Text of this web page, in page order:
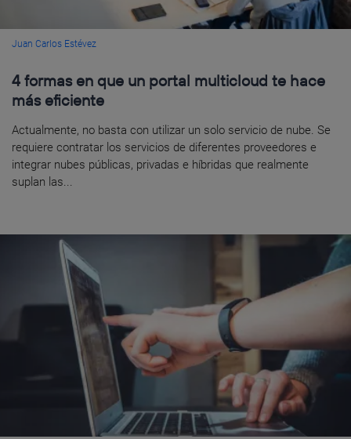
Juan Carlos Estévez
4 formas en que un portal multicloud te hace
más eficiente
Actualmente, no basta con utilizar un solo servicio de nube. Se
requiere contratar los servicios de diferentes proveedores e
integrar nubes públicas, privadas e híbridas que realmente
suplan las...